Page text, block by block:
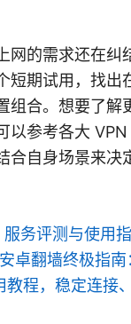
网的需求还在纠
短期试用，找出
组合。想要了解
以参考各大
合自身场景来决
务评测与使用
安卓翻墙终极指
程，稳定连接